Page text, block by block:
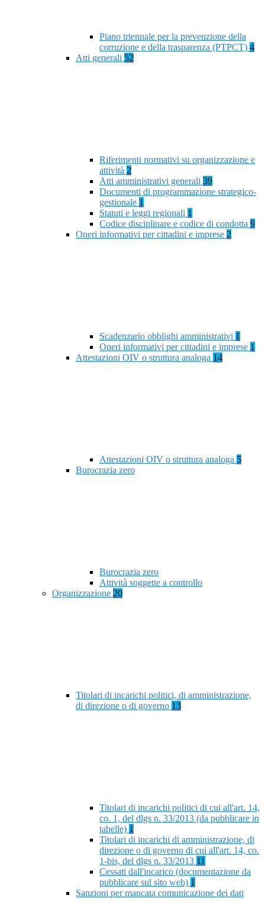
Piano triennale per la prevenzione della
corruzione e della trasparenza (PTPCT) 4
Atti generali 52
Riferimenti normativi su organizzazione e
attività 2
Atti amministrativi generali 39
Documenti di programmazione strategico-
gestionale 1
Statuti e leggi regionali 1
Codice disciplinare e codice di condotta 9
Oneri informativi per cittadini e imprese 2
Scadenzario obblighi amministrativi 1
Oneri informativi per cittadini e imprese 1
Attestazioni OIV o struttura analoga 14
Attestazioni OIV o struttura analoga 5
Burocrazia zero
Burocrazia zero
Attività soggette a controllo
Organizzazione 20
Titolari di incarichi politici, di amministrazione,
di direzione o di governo 13
Titolari di incarichi politici di cui all'art. 14,
co. 1, del dlgs n. 33/2013 (da pubblicare in
tabelle) 1
Titolari di incarichi di amministrazione, di
direzione o di governo di cui all'art. 14, co.
1-bis, del dlgs n. 33/2013 11
Cessati dall'incarico (documentazione da
pubblicare sul sito web) 1
Sanzioni per mancata comunicazione dei dati